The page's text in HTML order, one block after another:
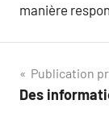
manière
de
Publication
Des